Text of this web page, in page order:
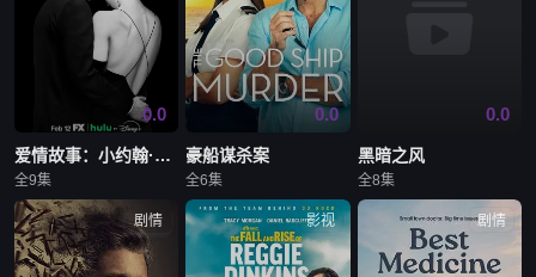
0.0
爱情故事：小约翰·肯尼迪与卡罗琳·贝塞特
全9集
0.0
豪船谋杀案
全6集
0.0
黑暗之风
全8集
剧情 影视 剧情